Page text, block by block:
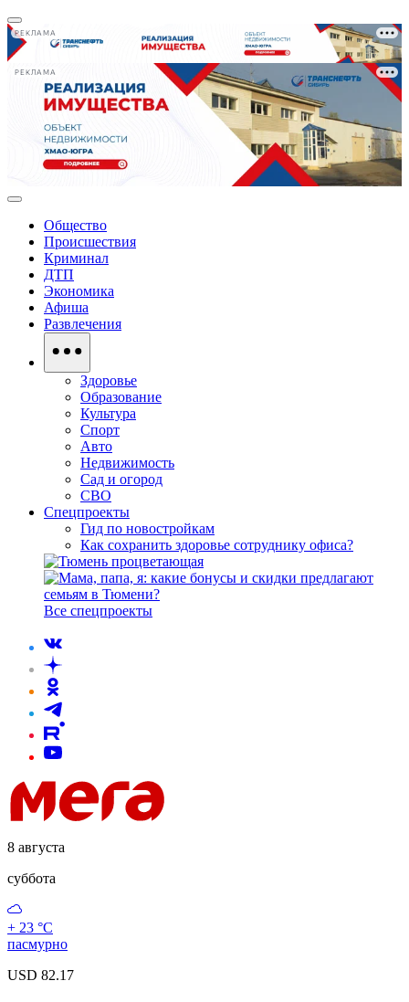
РЕКЛАМА
РЕКЛАМА
Общество
Происшествия
Криминал
ДТП
Экономика
Афиша
Развлечения
Здоровье
Образование
Культура
Спорт
Авто
Недвижимость
Сад и огород
СВО
Спецпроекты
Гид по новостройкам
Как сохранить здоровье сотруднику офиса?
Все спецпроекты
8 августа
суббота
+ 23 °С
пасмурно
USD 82.17